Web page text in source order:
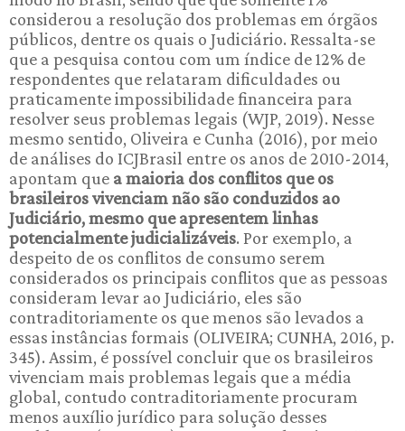
considerou a resolução dos problemas em órgãos
públicos, dentre os quais o Judiciário. Ressalta-se
que a pesquisa contou com um índice de 12% de
respondentes que relataram dificuldades ou
praticamente impossibilidade financeira para
resolver seus problemas legais (WJP, 2019). Nesse
mesmo sentido, Oliveira e Cunha (2016), por meio
de análises do ICJBrasil entre os anos de 2010-2014,
apontam que a maioria dos conflitos que os
brasileiros vivenciam não são conduzidos ao
Judiciário, mesmo que apresentem linhas
potencialmente judicializáveis. Por exemplo, a
despeito de os conflitos de consumo serem
considerados os principais conflitos que as pessoas
consideram levar ao Judiciário, eles são
contraditoriamente os que menos são levados a
essas instâncias formais (OLIVEIRA; CUNHA, 2016, p.
345). Assim, é possível concluir que os brasileiros
vivenciam mais problemas legais que a média
global, contudo contraditoriamente procuram
menos auxílio jurídico para solução desses